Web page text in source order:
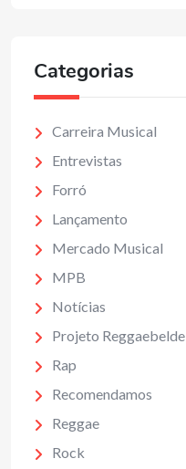
Categorias
Carreira Musical
Entrevistas
Forró
Lançamento
Mercado Musical
MPB
Notícias
Projeto Reggaebelde
Rap
Recomendamos
Reggae
Rock